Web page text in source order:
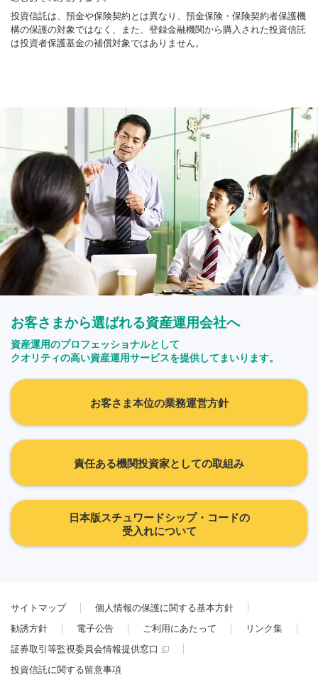
投資信託は、預金や保険契約とは異なり、預金保険・保険契約者保護機
構の保護の対象ではなく、また、登録金融機関から購入された投資信託
は投資者保護基金の補償対象ではありません。
お客さまから選ばれる資産運用会社へ
資産運用のプロフェッショナルとして
クオリティの高い資産運用サービスを提供してまいります。
お客さま本位の業務運営方針
責任ある機関投資家としての取組み
日本版スチュワードシップ・コードの
受入れについて
サイトマップ
個人情報の保護に関する基本方針
勧誘方針
電子公告 ご利用にあたって
リンク集
証券取引等監視委員会情報提供窓口
投資信託に関する留意事項